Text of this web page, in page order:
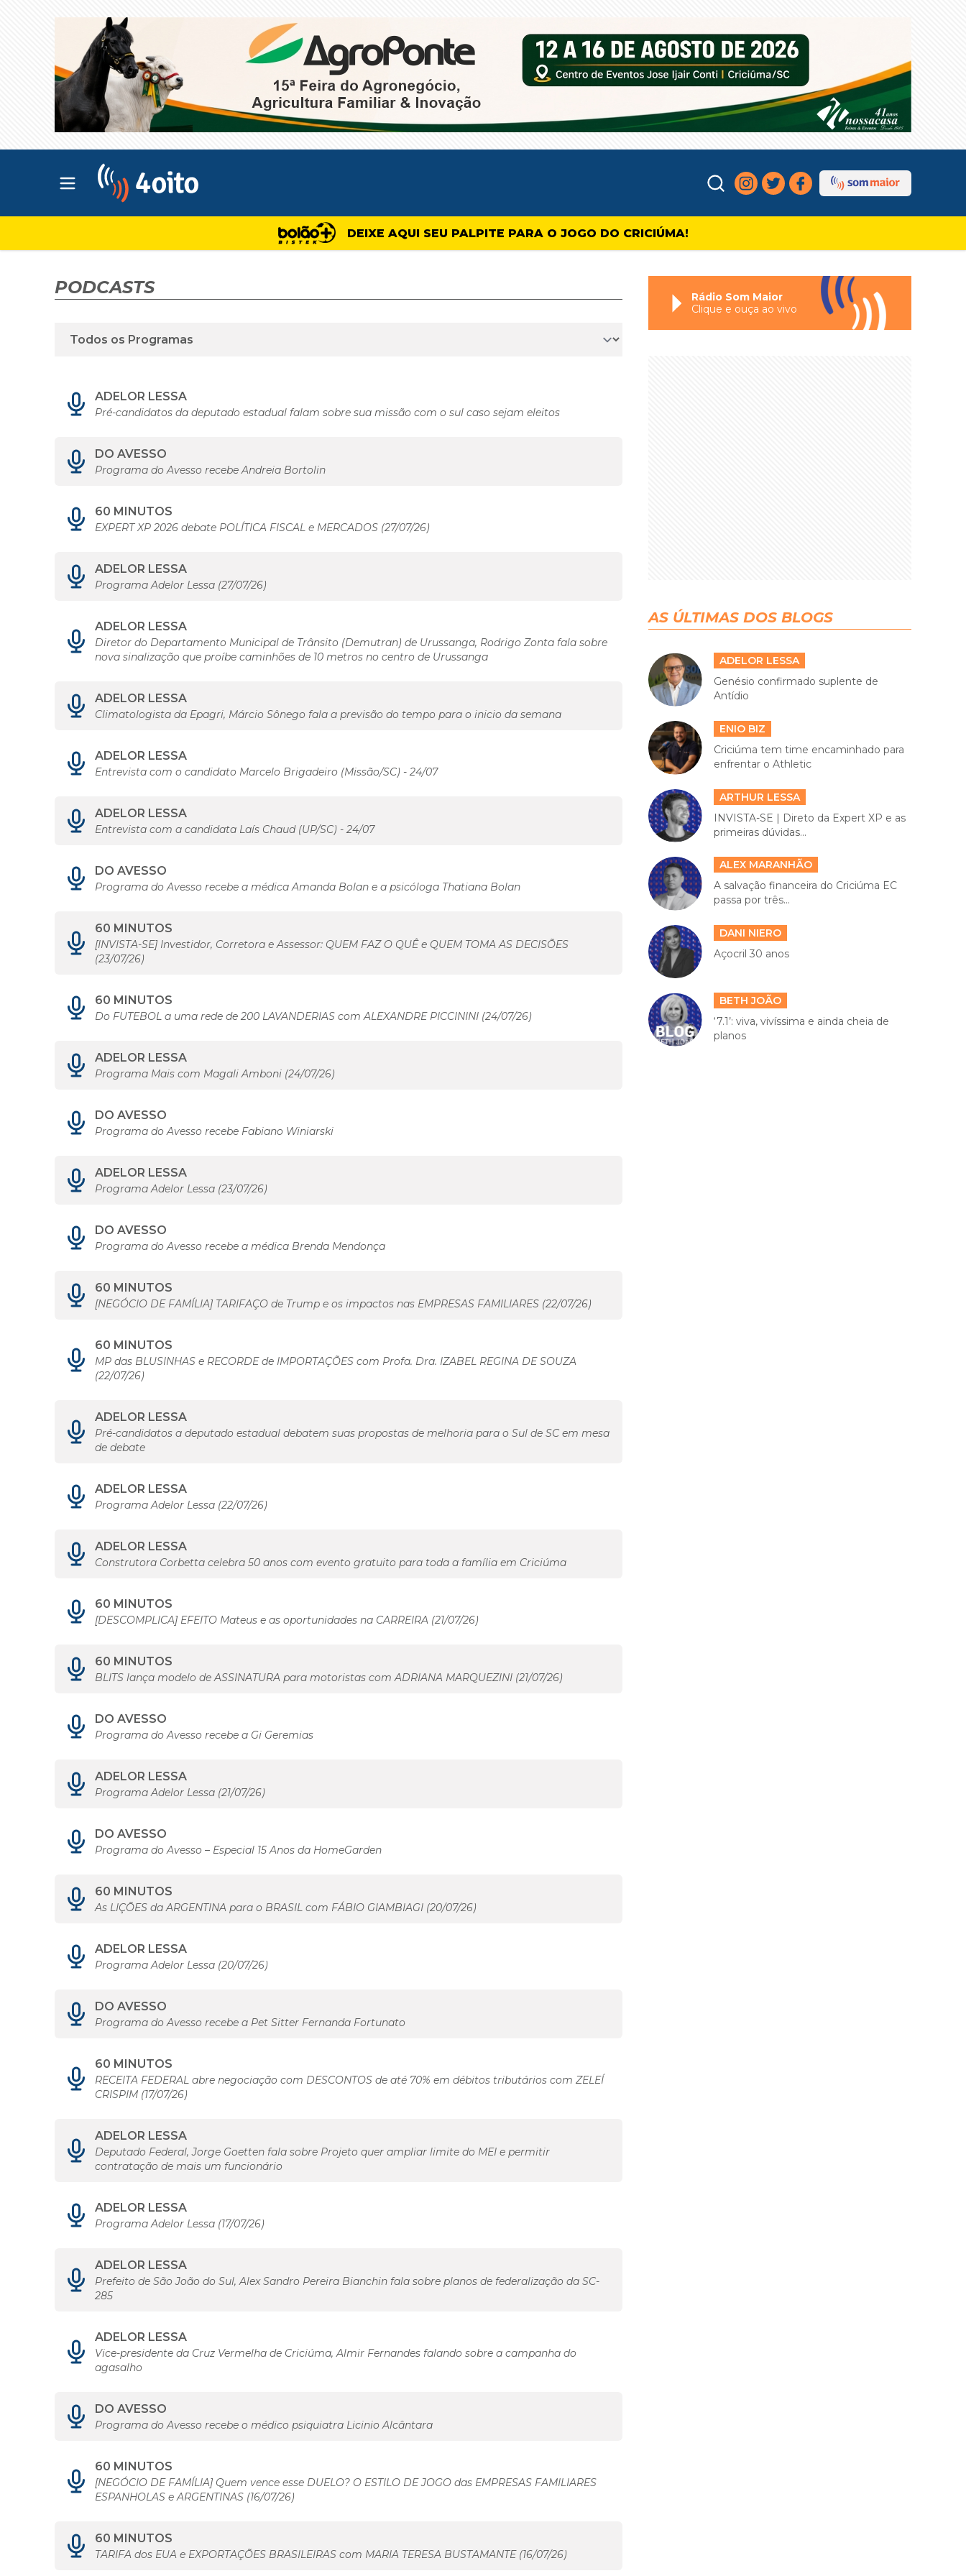
Abrir menu principal
DEIXE AQUI SEU PALPITE PARA O JOGO DO CRICIÚMA!
PODCASTS
ADELOR LESSA
Pré-candidatos da deputado estadual falam sobre sua missão com o sul caso sejam eleitos
DO AVESSO
Programa do Avesso recebe Andreia Bortolin
60 MINUTOS
EXPERT XP 2026 debate POLÍTICA FISCAL e MERCADOS (27/07/26)
ADELOR LESSA
Programa Adelor Lessa (27/07/26)
ADELOR LESSA
Diretor do Departamento Municipal de Trânsito (Demutran) de Urussanga, Rodrigo Zonta fala sobre
nova sinalização que proíbe caminhões de 10 metros no centro de Urussanga
ADELOR LESSA
Climatologista da Epagri, Márcio Sônego fala a previsão do tempo para o inicio da semana
ADELOR LESSA
Entrevista com o candidato Marcelo Brigadeiro (Missão/SC) - 24/07
ADELOR LESSA
Entrevista com a candidata Laís Chaud (UP/SC) - 24/07
DO AVESSO
Programa do Avesso recebe a médica Amanda Bolan e a psicóloga Thatiana Bolan
60 MINUTOS
[INVISTA-SE] Investidor, Corretora e Assessor: QUEM FAZ O QUÊ e QUEM TOMA AS DECISÕES
(23/07/26)
60 MINUTOS
Do FUTEBOL a uma rede de 200 LAVANDERIAS com ALEXANDRE PICCININI (24/07/26)
ADELOR LESSA
Programa Mais com Magali Amboni (24/07/26)
DO AVESSO
Programa do Avesso recebe Fabiano Winiarski
ADELOR LESSA
Programa Adelor Lessa (23/07/26)
DO AVESSO
Programa do Avesso recebe a médica Brenda Mendonça
60 MINUTOS
[NEGÓCIO DE FAMÍLIA] TARIFAÇO de Trump e os impactos nas EMPRESAS FAMILIARES (22/07/26)
60 MINUTOS
MP das BLUSINHAS e RECORDE de IMPORTAÇÕES com Profa. Dra. IZABEL REGINA DE SOUZA
(22/07/26)
ADELOR LESSA
Pré-candidatos a deputado estadual debatem suas propostas de melhoria para o Sul de SC em mesa
de debate
ADELOR LESSA
Programa Adelor Lessa (22/07/26)
ADELOR LESSA
Construtora Corbetta celebra 50 anos com evento gratuito para toda a família em Criciúma
60 MINUTOS
[DESCOMPLICA] EFEITO Mateus e as oportunidades na CARREIRA (21/07/26)
60 MINUTOS
BLITS lança modelo de ASSINATURA para motoristas com ADRIANA MARQUEZINI (21/07/26)
DO AVESSO
Programa do Avesso recebe a Gi Geremias
ADELOR LESSA
Programa Adelor Lessa (21/07/26)
DO AVESSO
Programa do Avesso – Especial 15 Anos da HomeGarden
60 MINUTOS
As LIÇÕES da ARGENTINA para o BRASIL com FÁBIO GIAMBIAGI (20/07/26)
ADELOR LESSA
Programa Adelor Lessa (20/07/26)
DO AVESSO
Programa do Avesso recebe a Pet Sitter Fernanda Fortunato
60 MINUTOS
RECEITA FEDERAL abre negociação com DESCONTOS de até 70% em débitos tributários com ZELEÍ
CRISPIM (17/07/26)
ADELOR LESSA
Deputado Federal, Jorge Goetten fala sobre Projeto quer ampliar limite do MEI e permitir
contratação de mais um funcionário
ADELOR LESSA
Programa Adelor Lessa (17/07/26)
ADELOR LESSA
Prefeito de São João do Sul, Alex Sandro Pereira Bianchin fala sobre planos de federalização da SC-
285
ADELOR LESSA
Vice-presidente da Cruz Vermelha de Criciúma, Almir Fernandes falando sobre a campanha do
agasalho
DO AVESSO
Programa do Avesso recebe o médico psiquiatra Licinio Alcântara
60 MINUTOS
[NEGÓCIO DE FAMÍLIA] Quem vence esse DUELO? O ESTILO DE JOGO das EMPRESAS FAMILIARES
ESPANHOLAS e ARGENTINAS (16/07/26)
60 MINUTOS
TARIFA dos EUA e EXPORTAÇÕES BRASILEIRAS com MARIA TERESA BUSTAMANTE (16/07/26)
Rádio Som Maior
Clique e ouça ao vivo
AS ÚLTIMAS DOS BLOGS
ADELOR LESSA
Genésio confirmado suplente de
Antídio
ENIO BIZ
Criciúma tem time encaminhado para
enfrentar o Athletic
ARTHUR LESSA
INVISTA-SE | Direto da Expert XP e as
primeiras dúvidas...
ALEX MARANHÃO
A salvação financeira do Criciúma EC
passa por três...
DANI NIERO
Açocril 30 anos
BETH JOÃO
‘7.1’: viva, vivíssima e ainda cheia de
planos